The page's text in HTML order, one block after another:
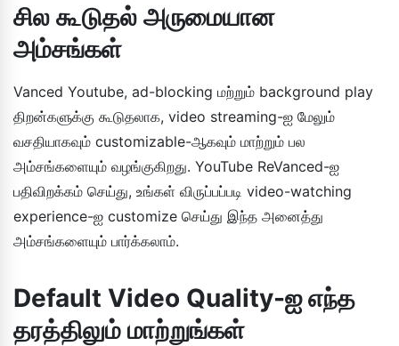
சில கூடுதல் அருமையான
அம்சங்கள்
Vanced Youtube, ad-blocking மற்றும் background play
திறன்களுக்கு கூடுதலாக, video streaming-ஐ மேலும்
வசதியாகவும் customizable-ஆகவும் மாற்றும் பல
அம்சங்களையும் வழங்குகிறது. YouTube ReVanced-ஐ
பதிவிறக்கம் செய்து, உங்கள் விருப்பப்படி video-watching
experience-ஐ customize செய்து இந்த அனைத்து
அம்சங்களையும் பார்க்கலாம்.
Default Video Quality-ஐ எந்த
தரத்திலும் மாற்றுங்கள்